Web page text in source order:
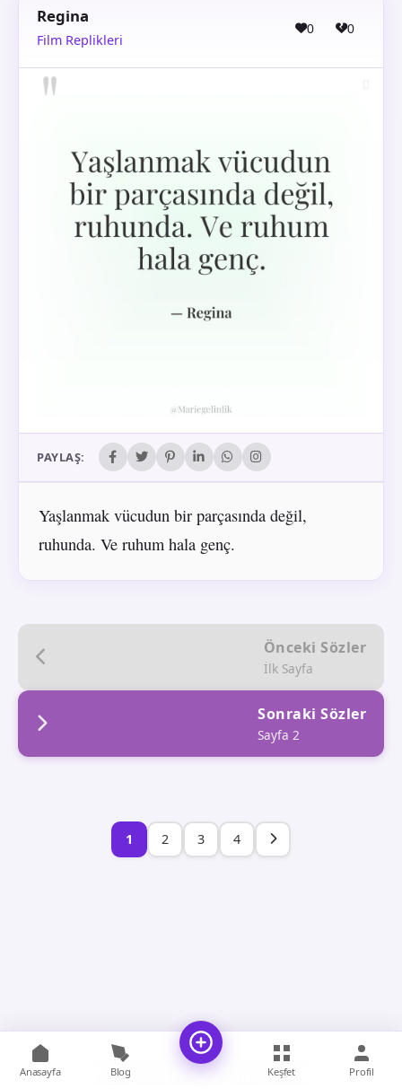
Regina
Film Replikleri
0 0
PAYLAŞ:
Yaşlanmak vücudun bir parçasında değil,
ruhunda. Ve ruhum hala genç.
Önceki Sözler
İlk Sayfa
Sonraki Sözler
Sayfa 2
1 2 3 4
Anasayfa Gizlilik SözleşmesiKullanım Koşulları İletişim
© 2026 Güzel Sözler. Tüm hakları saklıdır.
Anasayfa Blog Keşfet Profil